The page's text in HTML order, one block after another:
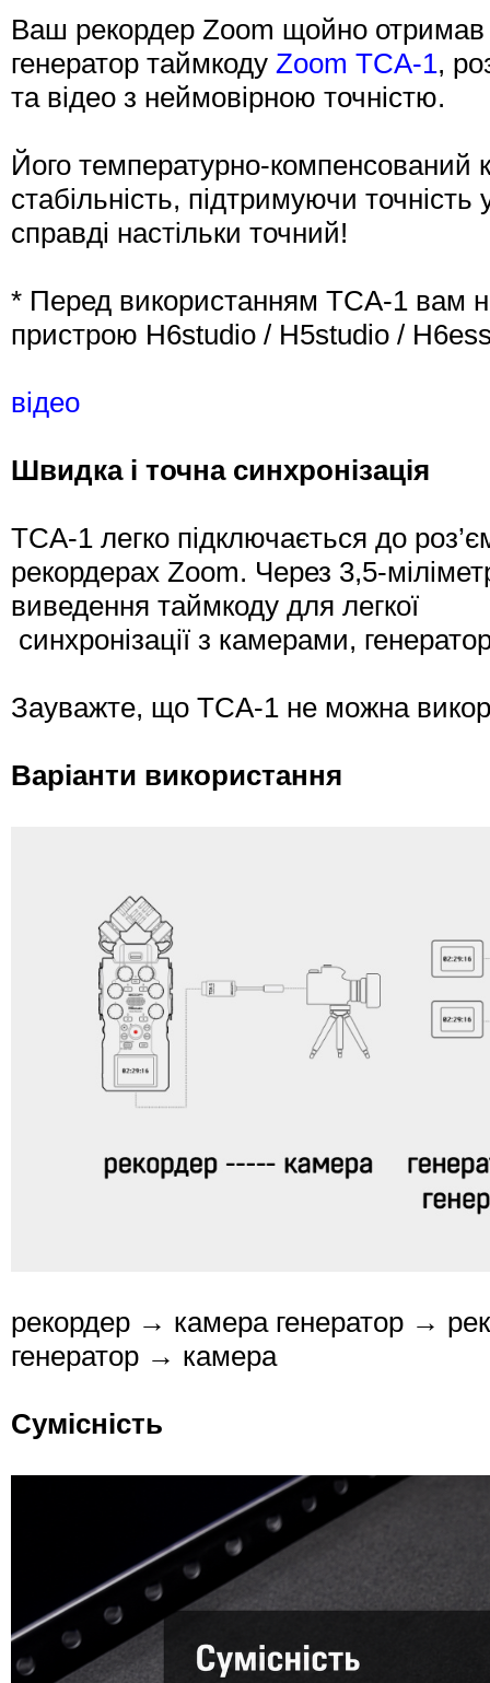
Ваш рекордер Zoom щойно
генератор таймкоду Zoom TCA-1,
та відео з неймовірною точністю.
Його температурно-компенсований
стабільність, підтримуючи
справді настільки точний!
* Перед використанням TCA-1 вам
пристрою H6studio / H5studio /
відео
Швидка і точна синхронізація
TCA-1 легко підключається до
рекордерах Zoom. Через 3,5-
виведення таймкоду для легкої
синхронізації з камерами,
Зауважте, що TCA-1 не можна
Варіанти використання
рекордер → камера генератор →
генератор → камера
Сумісність